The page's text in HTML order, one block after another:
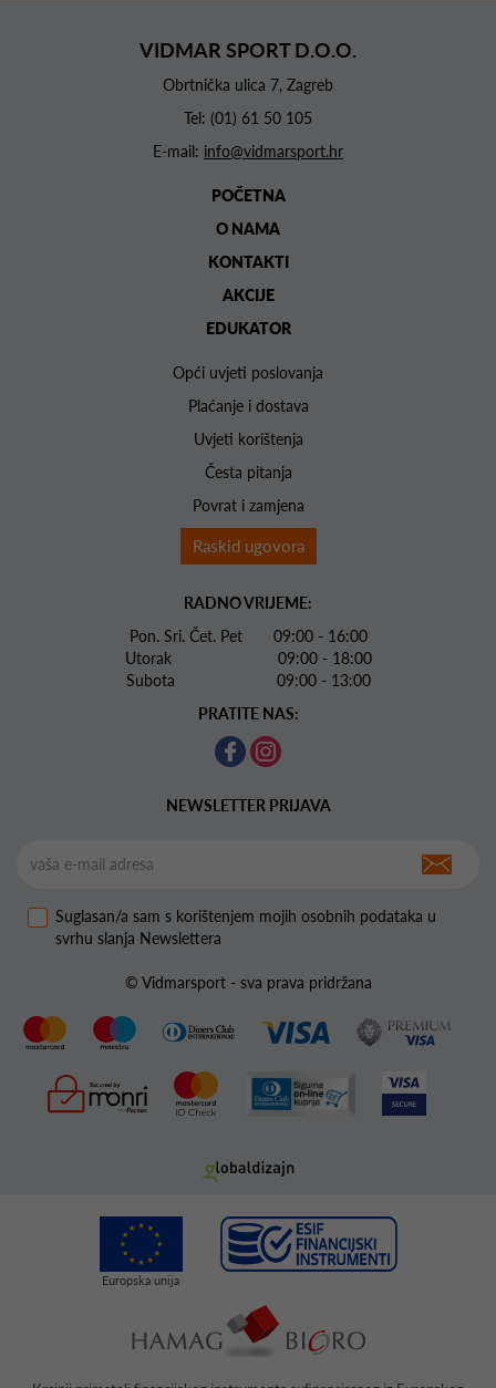
VIDMAR SPORT D.O.O.
Obrtnička ulica 7, Zagreb
Tel: (01) 61 50 105
E-mail: info@vidmarsport.hr
POČETNA
O NAMA
KONTAKTI
AKCIJE
EDUKATOR
Opći uvjeti poslovanja
Plaćanje i dostava
Uvjeti korištenja
Česta pitanja
Povrat i zamjena
Raskid ugovora
RADNO VRIJEME:
Pon. Sri. Čet. Pet 09:00 - 16:00
Utorak 09:00 - 18:00
Subota 09:00 - 13:00
PRATITE NAS:
NEWSLETTER PRIJAVA
Suglasan/a sam s korištenjem mojih osobnih podataka u
svrhu slanja Newslettera
© Vidmarsport - sva prava pridržana